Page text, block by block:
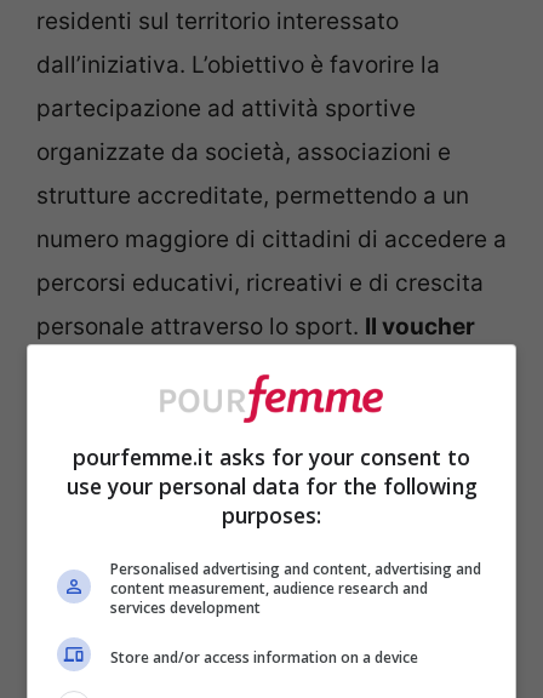
residenti sul territorio interessato
dall’iniziativa. L’obiettivo è favorire la
partecipazione ad attività sportive
organizzate da società, associazioni e
strutture accreditate, permettendo a un
numero maggiore di cittadini di accedere a
percorsi educativi, ricreativi e di crescita
personale attraverso lo sport. Il voucher
da 500 euro potrà essere utilizzato per
coprire parte o la totalità delle spese
sportive ammissibili, a seconda delle
modalità previste dal bando.
Tra i requisiti richiesti figurano
generalmente la residenza nel territorio di
riferimento e il rispetto delle condizioni
pourfemme.it asks for your consent to
use your personal data for the following
purposes:
Personalised advertising and content, advertising and
content measurement, audience research and
services development
Store and/or access information on a device